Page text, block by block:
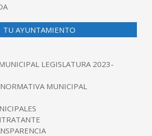
TU AYUNTAMIENTO
LEGISLATURA 2023-
MUNICIPAL